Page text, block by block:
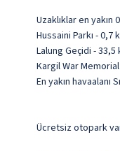
Uzaklıklar en
Hussaini Parkı - 0,7
Lalung Geçidi - 33,5
Kargil War
En yakın havaalanı
Ücretsiz otopark